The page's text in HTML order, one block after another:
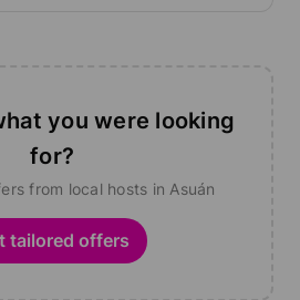
you were looking
for?
from local hosts in Asuán
tailored offers